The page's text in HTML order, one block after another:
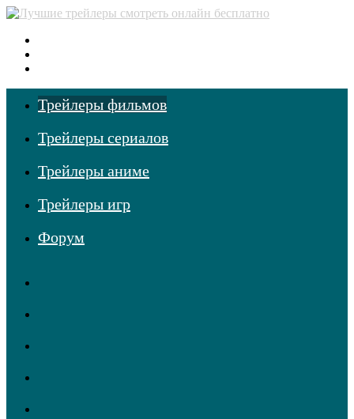
Трейлеры фильмов
Трейлеры сериалов
Трейлеры аниме
Трейлеры игр
Форум